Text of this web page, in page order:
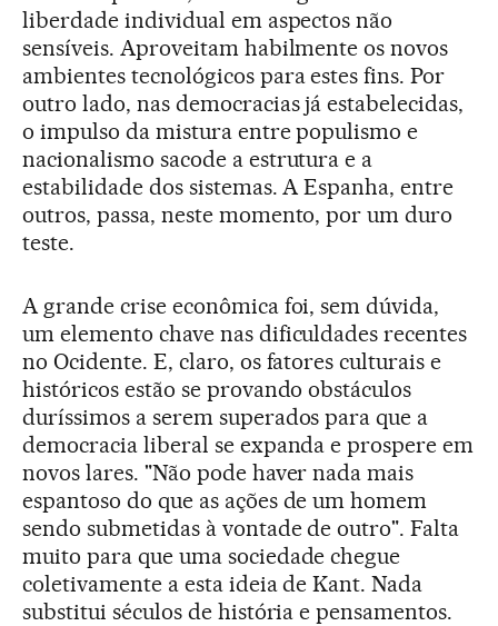
liberdade individual em aspectos não
sensíveis. Aproveitam habilmente os novos
ambientes tecnológicos para estes fins. Por
outro lado, nas democracias já estabelecidas,
o impulso da mistura entre populismo e
nacionalismo sacode a estrutura e a
estabilidade dos sistemas. A Espanha, entre
outros, passa, neste momento, por um duro
teste.
A grande crise econômica foi, sem dúvida,
um elemento chave nas dificuldades recentes
no Ocidente. E, claro, os fatores culturais e
históricos estão se provando obstáculos
duríssimos a serem superados para que a
democracia liberal se expanda e prospere em
novos lares. "Não pode haver nada mais
espantoso do que as ações de um homem
sendo submetidas à vontade de outro". Falta
muito para que uma sociedade chegue
coletivamente a esta ideia de Kant. Nada
substitui séculos de história e pensamentos.